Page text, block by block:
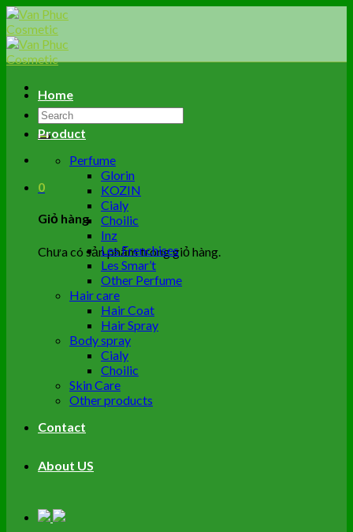
Skip
to
content
Tìm
kiếm:
0
Giỏ hàng
Chưa có sản phẩm trong giỏ hàng.
Home
Product
Perfume
Glorin
KOZIN
Cialy
Choilic
Inz
Les Frenchises
Les Smar’t
Other Perfume
Hair care
Hair Coat
Hair Spray
Body spray
Cialy
Choilic
Skin Care
Other products
Contact
About US